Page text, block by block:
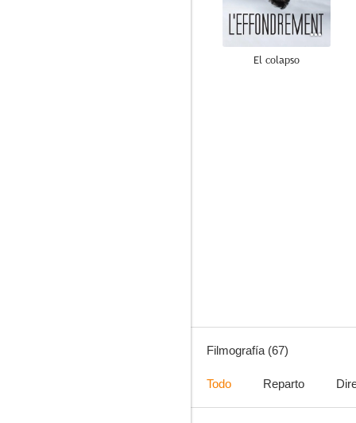
El colapso
Filmografía (67)
Todo Reparto